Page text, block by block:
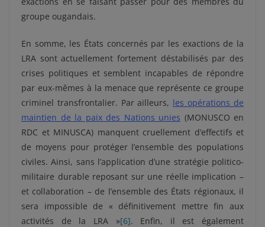
groupe ougandais.
En somme, les États concernés par les exactions de la
LRA sont actuellement fortement déstabilisés par des
crises politiques et semblent incapables de répondre
par eux-mêmes à la menace que représente ce groupe
criminel transfrontalier. Par ailleurs, les opérations de
maintien de la paix des Nations unies (MONUSCO en
RDC et MINUSCA) manquent cruellement d’effectifs et
de moyens pour protéger l’ensemble des populations
civiles. Ainsi, sans l’application d’une stratégie politico-
militaire durable reposant sur une réelle implication –
et collaboration – de l’ensemble des États régionaux, il
sera impossible de « définitivement mettre fin aux
activités de la LRA »[6]. Enfin, il est également